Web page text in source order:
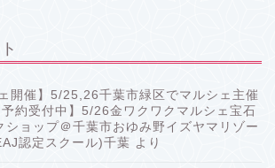
開催】5/25,26千葉市緑区でマルシェ主催
予約受付中】5/26金ワクワクマルシェ宝石
ショップ＠千葉市おゆみ野イズヤマリゾー
認定スクール)千葉 より